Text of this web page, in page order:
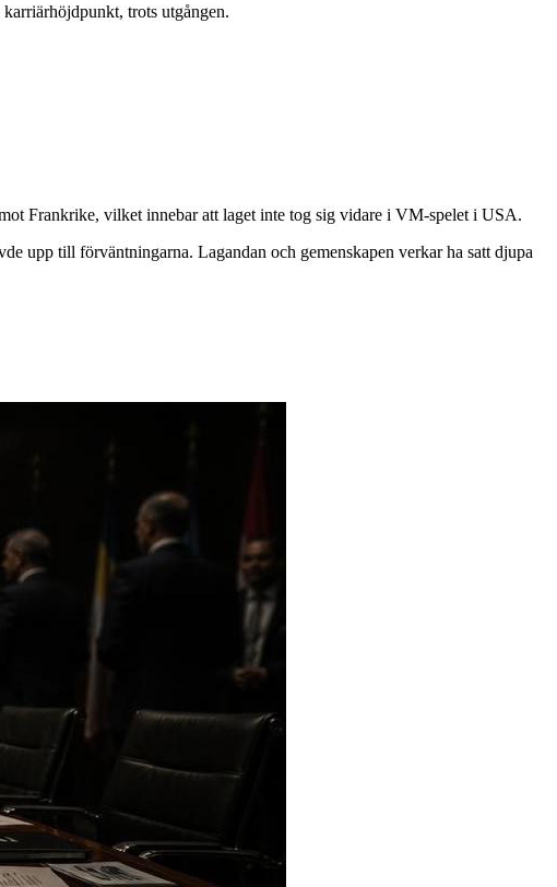
trots utgången.
Frankrike, vilket innebar att laget inte tog sig vidare i VM-spelet i USA.
upp till förväntningarna. Lagandan och gemenskapen verkar ha satt djupa